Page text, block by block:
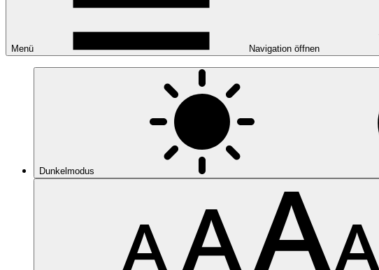
Menü Navigation öffnen
Dunkelmodus